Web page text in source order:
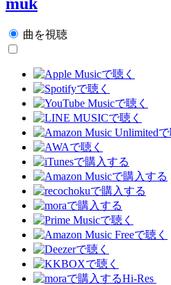
曲を視聴
Hi-Res